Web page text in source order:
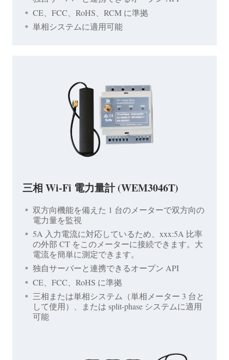
CE、FCC、RoHS、RCM に準拠
単相システムに適用可能
三相 Wi-Fi 電力量計 (WEM3046T)
双方向機能を備えた 1 台のメーターで双方向の
電力量を監視
5A 入力電流に対応しているため、xxx:5A 比率
の外部 CT をこのメーターに接続できます。大
電流を簡単に測定できます。
独自サーバーと連携できるオープン API
CE、FCC、RoHS に準拠
三相または単相システム（単相メーター 3 台と
して使用）、または split-phase システムに適用
可能